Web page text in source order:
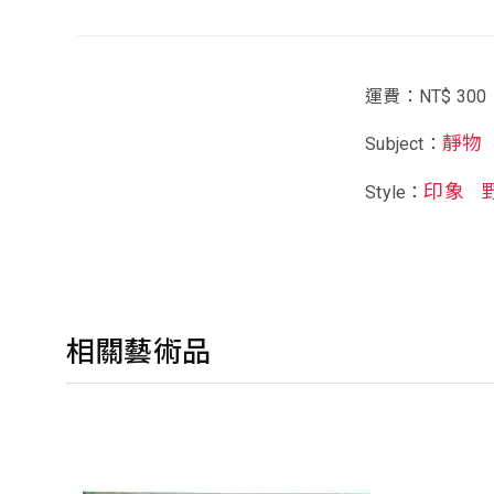
運費：NT$ 300
Subject： 靜物
Style：印象
相關藝術品